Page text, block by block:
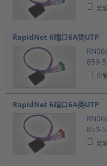
比
RapidNet 6端口6A类UTP
859-
比
RapidNet 6端口6A类UTP
859-
比